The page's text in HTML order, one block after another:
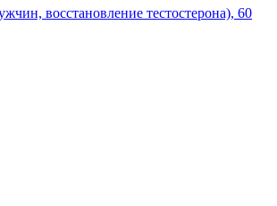
восстановление тестостерона), 60